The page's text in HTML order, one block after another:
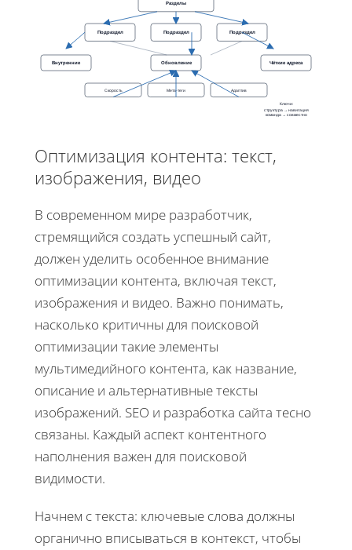
Разделы
Подраздел Подраздел Подраздел
Внутренние Чёткие адреса
Обновление
Скорость Мета-теги Адаптив
Ключи:
структура → навигация
команда → совместно
Оптимизация контента: текст,
изображения, видео
В современном мире разработчик,
стремящийся создать успешный сайт,
должен уделить особенное внимание
оптимизации контента, включая текст,
изображения и видео. Важно понимать,
насколько критичны для поисковой
оптимизации такие элементы
мультимедийного контента, как название,
описание и альтернативные тексты
изображений. SEO и разработка сайта тесно
связаны. Каждый аспект контентного
наполнения важен для поисковой
видимости.
Начнем с текста: ключевые слова должны
органично вписываться в контекст, чтобы